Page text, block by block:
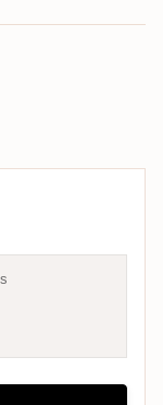
Port",
que le
; d'autres